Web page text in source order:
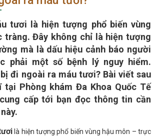
tươi là hiện tượng phổ biến vùng
tràng. Đây không chỉ là hiện tượng
mà là dấu hiệu cảnh báo người
phải một số bệnh lý nguy hiểm.
đi ngoài ra máu tươi? Bài viết sau
tại Phòng khám Đa Khoa Quốc Tế
cấp tới bạn đọc thông tin cần
là hiện tượng phổ biến vùng hậu môn – trực